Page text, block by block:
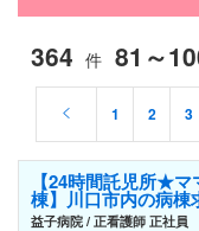
364 件 81～
1 2 3
【24時間託児所★
棟】川口市内の病棟
益子病院 / 正看護師 正社員